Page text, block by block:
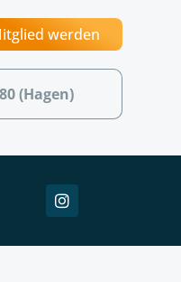
werden
(Hagen)